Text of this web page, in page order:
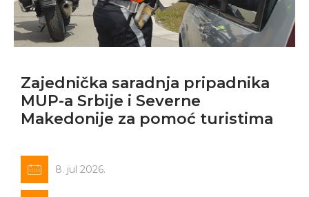
Zajednička saradnja pripadnika
MUP-a Srbije i Severne
Makedonije za pomoć turistima
8. jul 2026.